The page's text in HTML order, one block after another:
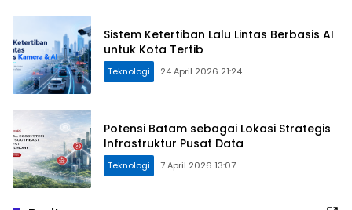
Sistem Ketertiban Lalu Lintas Berbasis AI
untuk Kota Tertib
Teknologi 24 April 2026 21:24
Potensi Batam sebagai Lokasi Strategis
Infrastruktur Pusat Data
Teknologi 7 April 2026 13:07